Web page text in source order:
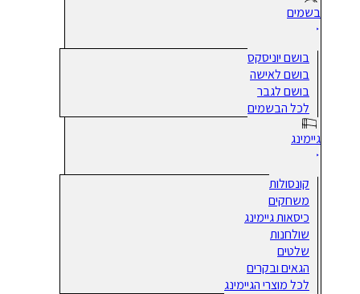
בשמים
בושם יוניסקס
בושם לאישה
בושם לגבר
לכל הבשמים
גיימינג
קונסולות
משחקים
כיסאות גיימינג
שולחנות
שלטים
הגאים ובקרים
לכל מוצרי הגיימינג